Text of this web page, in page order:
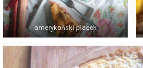
amerykański placek